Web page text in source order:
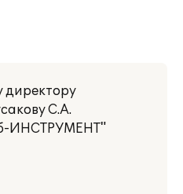
директору
С.А.
ИНСТРУМЕНТ"